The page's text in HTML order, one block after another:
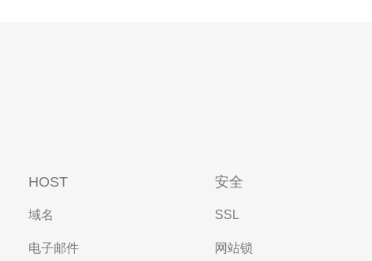
HOST
域名
电子邮件
安全
SSL
网站锁